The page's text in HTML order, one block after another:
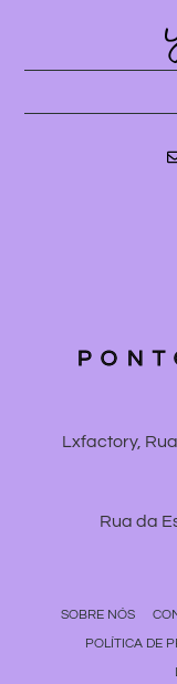
Lxfactory,
Rua da
SOBRE NÓS
POLÍTICA DE